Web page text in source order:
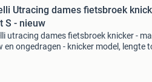
Utracing dames fietsbroek
S - nieuw
utracing dames fietsbroek knicker -
en ongedragen - knicker model, lengte